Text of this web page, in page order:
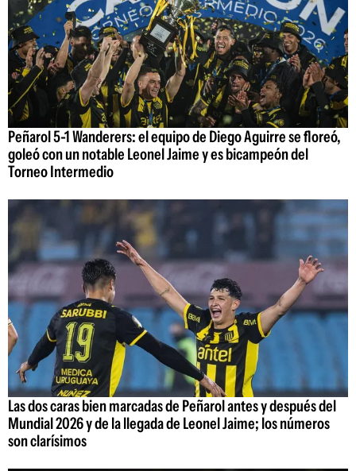
Peñarol 5-1 Wanderers: el equipo de Diego Aguirre se floreó,
goleó con un notable Leonel Jaime y es bicampeón del
Torneo Intermedio
Las dos caras bien marcadas de Peñarol antes y después del
Mundial 2026 y de la llegada de Leonel Jaime; los números
son clarísimos